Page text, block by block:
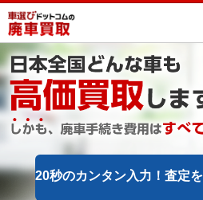
20秒のカンタン入力！ 査定